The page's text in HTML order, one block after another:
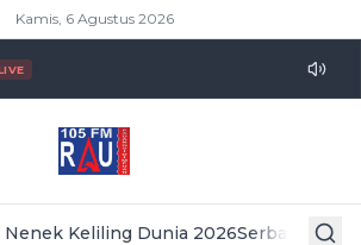
Kamis, 6 Agustus 2026
Nenek Keliling Dunia 2026Serba Serbi